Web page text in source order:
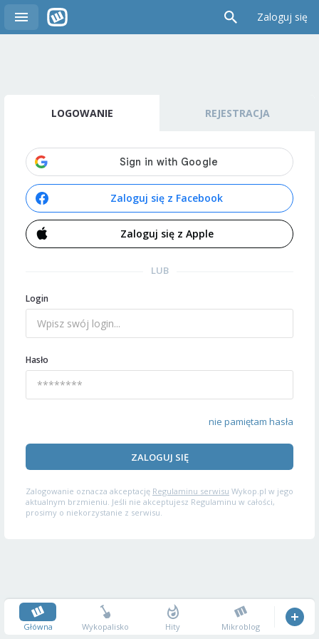
Zaloguj się
LOGOWANIE REJESTRACJA
Zaloguj się z Facebook
Zaloguj się z Apple
LUB
Login
Hasło
nie pamiętam hasła
ZALOGUJ SIĘ
Zalogowanie oznacza akceptację Regulaminu serwisu Wykop.pl w jego
aktualnym brzmieniu. Jeśli nie akceptujesz Regulaminu w całości,
prosimy o niekorzystanie z serwisu.
Główna Wykopalisko Hity Mikroblog